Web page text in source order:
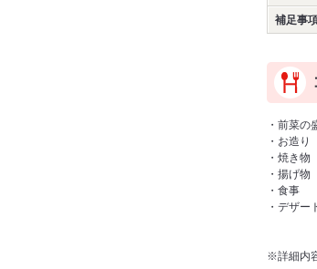
補足事
・前菜の
・お造り
・焼き物
・揚げ物
・食事
・デザー
※詳細内